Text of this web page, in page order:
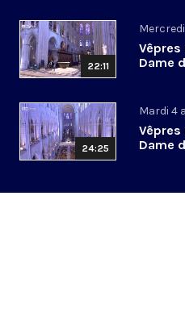
22:11
Dame
24:25
Mardi 4
Dame